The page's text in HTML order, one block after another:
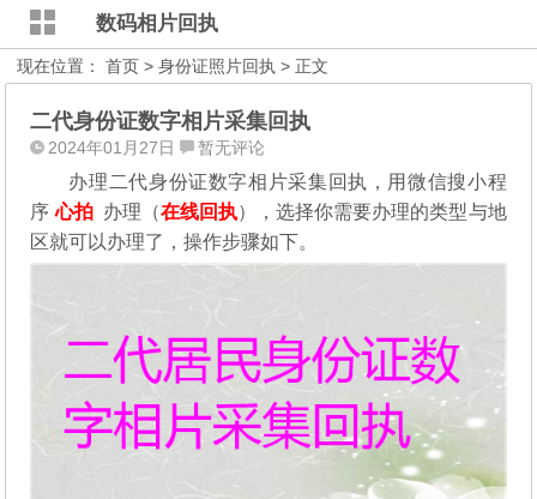
数码相片回执
现在位置：首页 >身份证照片回执 > 正文
二代身份证数字相片采集回执
2024年01月27日 暂无评论
办理二代身份证数字相片采集回执，用微信搜小程
序心拍 办理（在线回执），选择你需要办理的类型与地
区就可以办理了，操作步骤如下。